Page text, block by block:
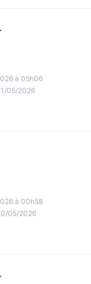
à 05h06
05/2026
à 00h58
05/2026